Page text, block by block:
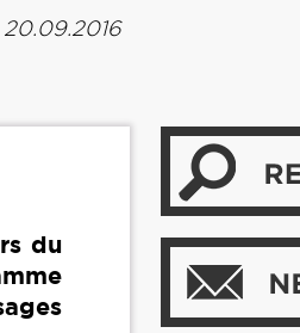
du